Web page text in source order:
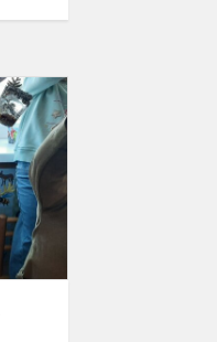
PASAULINĖ
SNIEGO
DIENA